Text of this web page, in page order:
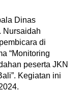
Dinas
Nursaidah
di
“Monitoring
peserta JKN
Kegiatan ini